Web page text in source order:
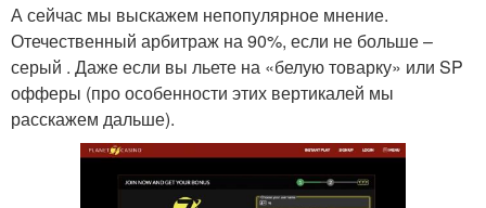
А сейчас мы выскажем непопулярное мнение.
Отечественный арбитраж на 90%, если не больше –
серый . Даже если вы льете на «белую товарку» или SP
офферы (про особенности этих вертикалей мы
расскажем дальше).